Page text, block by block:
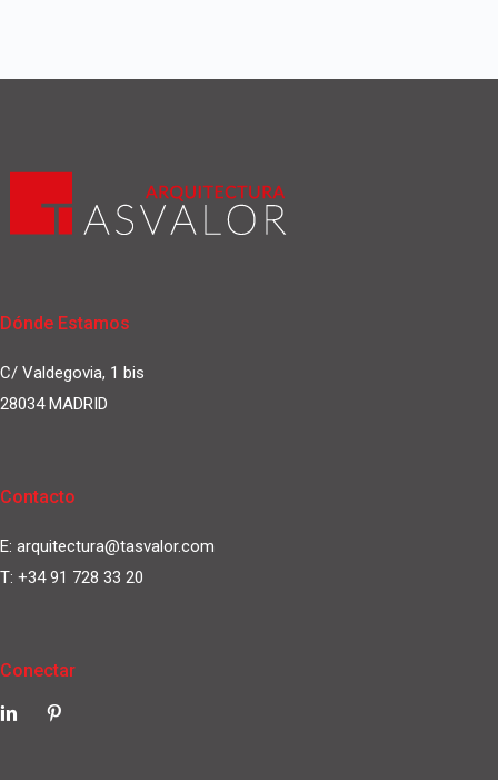
Dónde Estamos
C/ Valdegovia, 1 bis
28034 MADRID
Contacto
E: arquitectura@tasvalor.com
T: +34 91 728 33 20
Conectar